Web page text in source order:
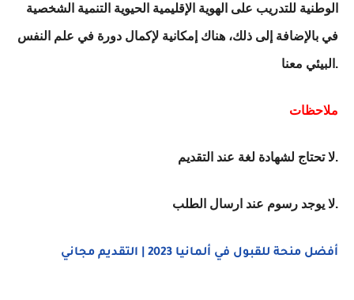
الوطنية للتدريب على الهوية الإقليمية الحيوية التنمية الشخصية
في بالإضافة إلى ذلك، هناك إمكانية لإكمال دورة في علم النفس
البيئي معنا.
ملاحظات
لا تحتاج لشهادة لغة عند التقديم.
لا يوجد رسوم عند ارسال الطلب.
أفضل منحة للقبول في ألمانيا 2023 | التقديم مجاني